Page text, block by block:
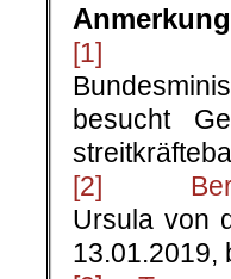
[1]
besucht
[2]
Ursula von
13.01.2019,